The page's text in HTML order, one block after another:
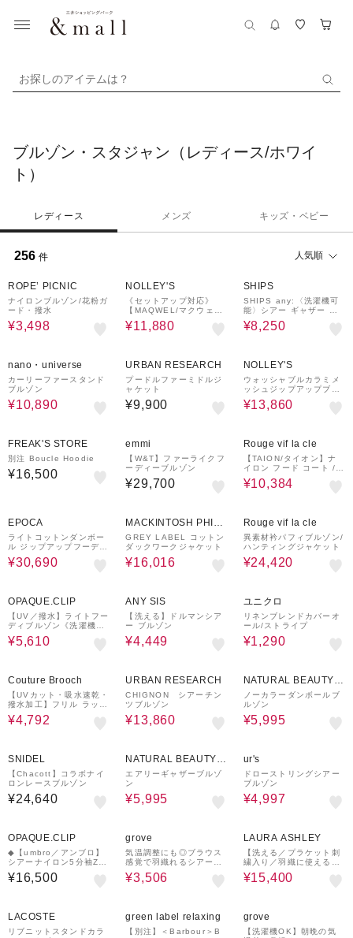
お探しのアイテムは？
ブルゾン・スタジャン（レディース/ホワイ
ト）
レディース メンズ キッズ・ベビー
256 件 人気順
ROPE’ PICNIC
ナイロンブルゾン/花粉ガ
ード・撥水
¥3,498
NOLLEY'S
《セットアップ対応》
【MAQWEL/マクウェ
ル】ウォッシャブルシア
ーブルゾン
¥11,880
SHIPS
SHIPS any:〈洗濯機可
能〉シアー ギャザー フ
リル ブルゾン
¥8,250
nano・universe
カーリーファースタンド
ブルゾン
¥10,890
URBAN RESEARCH
プードルファーミドルジ
ャケット
¥9,900
NOLLEY'S
ウォッシャブルカラミメ
ッシュジップアップブル
ゾン
¥13,860
FREAK'S STORE
別注 Boucle Hoodie
¥16,500
emmi
【W&T】ファーライクフ
ーディーブルゾン
¥29,700
Rouge vif la cle
【TAION/タイオン】ナ
イロン フード コート /
ノンダウン ミリタリー
【W
¥10,384
EPOCA
ライトコットンダンボー
ル ジップアップフーディ
ー
¥30,690
MACKINTOSH PHILO
SOPHY
GREY LABEL コットン
ダックワークジャケット
¥16,016
Rouge vif la cle
異素材衿パフィブルゾン/
ハンティングジャケット
¥24,420
OPAQUE.CLIP
【UV／撥水】ライトフー
ディブルゾン《洗濯機O
K》
¥5,610
ANY SIS
【洗える】ドルマンシア
ー ブルゾン
¥4,449
ユニクロ
リネンブレンドカバーオ
ール/ストライプ
¥1,290
Couture Brooch
【UVカット・吸水速乾・
撥水加工】フリル ラッシ
ュガード
¥4,792
URBAN RESEARCH
CHIGNON シアーチン
ツブルゾン
¥13,860
NATURAL BEAUTY B
ASIC
ノーカラーダンボールブ
ルゾン
¥5,995
SNIDEL
【Chacott】コラボナイ
ロンレースブルゾン
¥24,640
NATURAL BEAUTY B
ASIC
エアリーギャザーブルゾ
ン
¥5,995
ur's
ドローストリングシアー
ブルゾン
¥4,997
OPAQUE.CLIP
◆【umbro／アンブロ】
シアーナイロン5分袖ZIP
アップブルゾン
¥16,500
grove
気温調整にも◎ブラウス
感覚で羽織れるシアーブ
ルゾン
¥3,506
LAURA ASHLEY
【洗える／プラケット刺
繍入り／羽織に使える】
シアーブルゾン
¥15,400
LACOSTE
リブニットスタンドカラ
green label relaxing
【別注】＜Barbour＞B
grove
【洗濯機OK】朝晩の気